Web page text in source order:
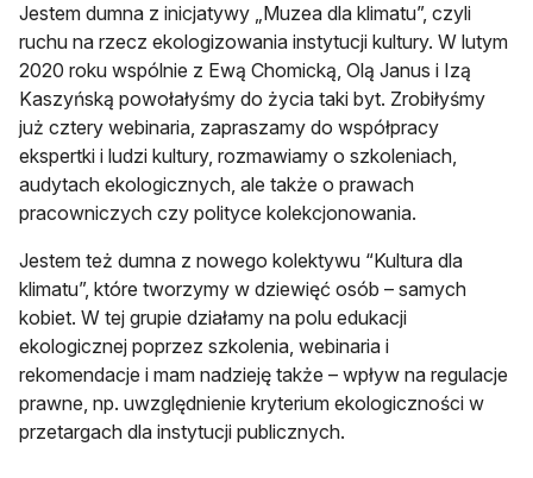
Jestem dumna z inicjatywy „Muzea dla klimatu”, czyli
ruchu na rzecz ekologizowania instytucji kultury. W lutym
2020 roku wspólnie z Ewą Chomicką, Olą Janus i Izą
Kaszyńską powołałyśmy do życia taki byt. Zrobiłyśmy
już cztery webinaria, zapraszamy do współpracy
ekspertki i ludzi kultury, rozmawiamy o szkoleniach,
audytach ekologicznych, ale także o prawach
pracowniczych czy polityce kolekcjonowania.
Jestem też dumna z nowego kolektywu “Kultura dla
klimatu”, które tworzymy w dziewięć osób – samych
kobiet. W tej grupie działamy na polu edukacji
ekologicznej poprzez szkolenia, webinaria i
rekomendacje i mam nadzieję także – wpływ na regulacje
prawne, np. uwzględnienie kryterium ekologiczności w
przetargach dla instytucji publicznych.